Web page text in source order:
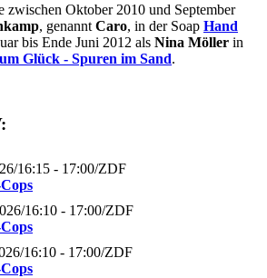
zwischen Oktober 2010 und September
, genannt Caro, in der Soap Hand
bis Ende Juni 2012 als Nina Möller in
Glück - Spuren im Sand.
/16:15 - 17:00/ZDF
/16:10 - 17:00/ZDF
/16:10 - 17:00/ZDF